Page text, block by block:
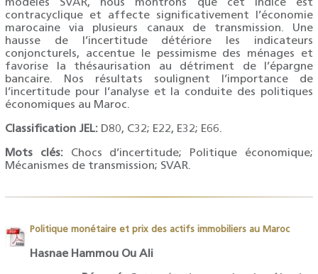
modèles SVAR, nous montrons que cet indice est
contracyclique et affecte significativement l’économie
marocaine via plusieurs canaux de transmission. Une
hausse de l’incertitude détériore les indicateurs
conjoncturels, accentue le pessimisme des ménages et
favorise la thésaurisation au détriment de l’épargne
bancaire. Nos résultats soulignent l’importance de
l’incertitude pour l’analyse et la conduite des politiques
économiques au Maroc.
Classification JEL: D80, C32; E22, E32; E66.
Mots clés: Chocs d’incertitude; Politique économique;
Mécanismes de transmission; SVAR.
Politique monétaire et prix des actifs immobiliers au Maroc
Hasnae Hammou Ou Ali